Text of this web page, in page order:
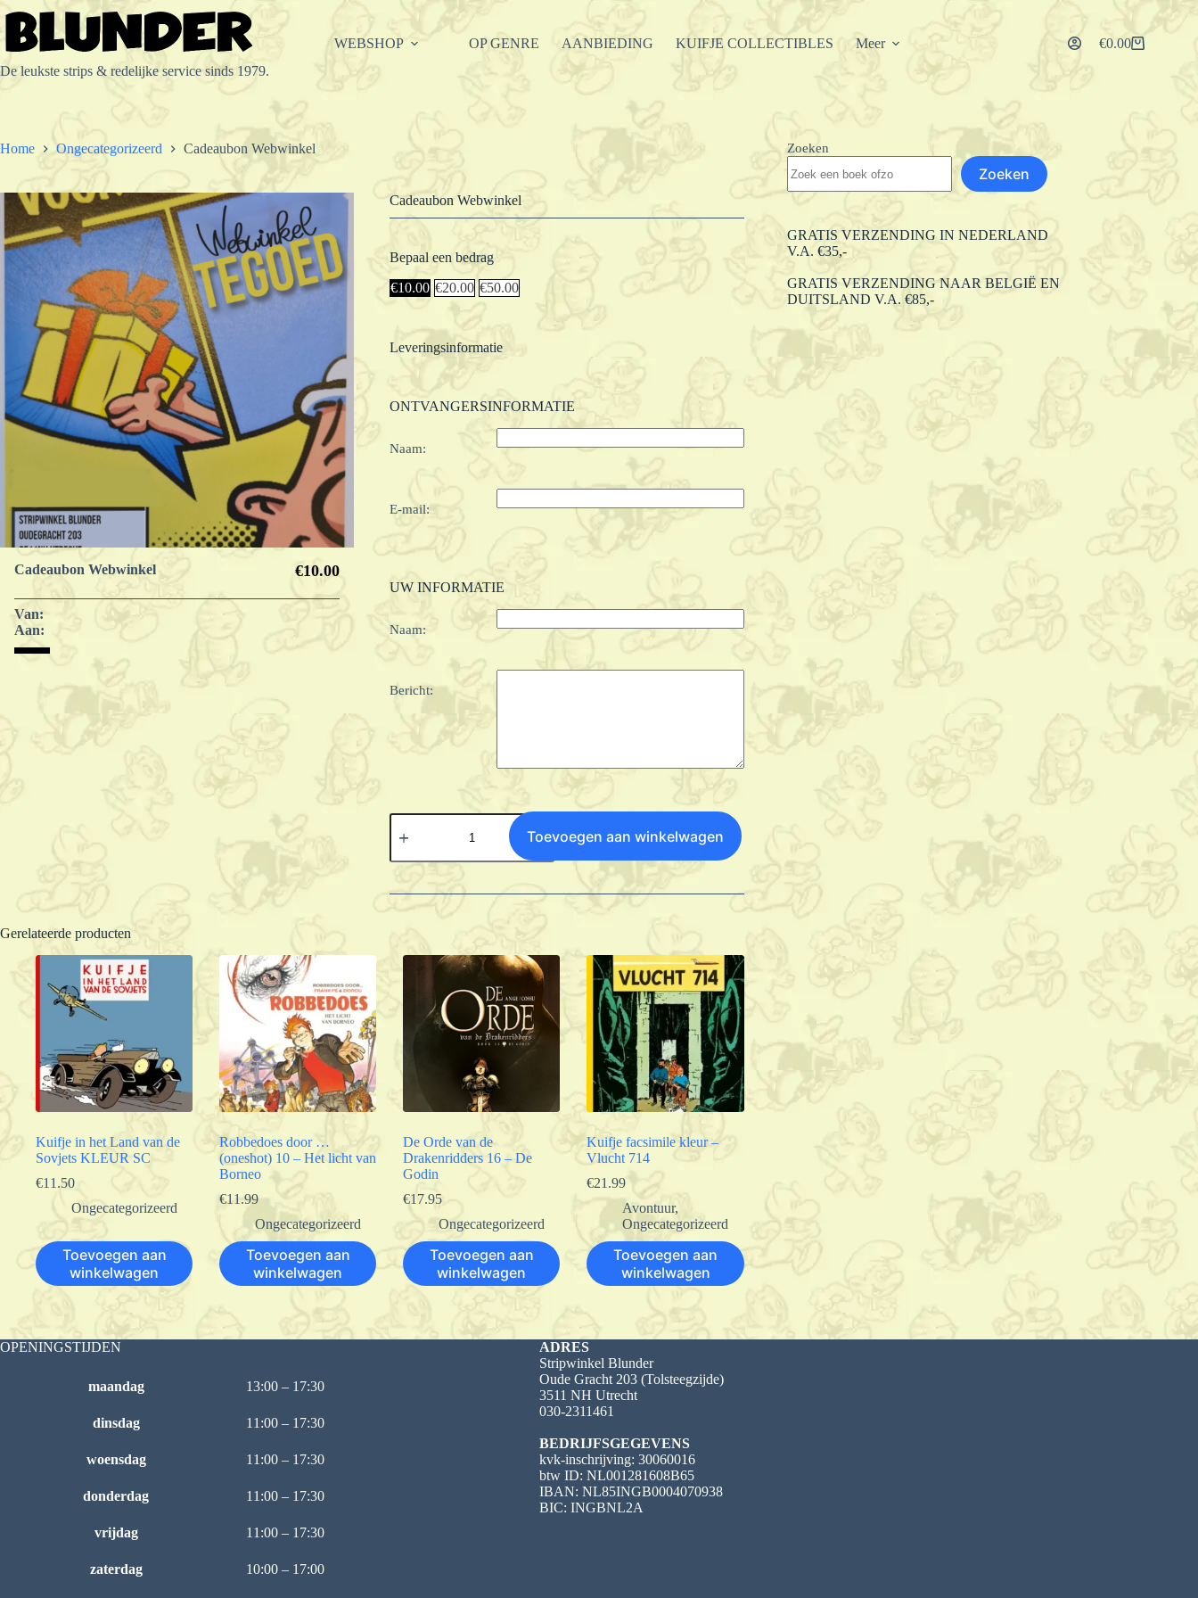
Ga
naar
inhoud
De leukste strips & redelijke service sinds 1979.
WEBSHOP OP GENRE AANBIEDING KUIFJE COLLECTIBLES Meer Winkelwagen
€0.00
Home Ongecategorizeerd Cadeaubon Webwinkel
Cadeaubon Webwinkel €10.00
Van:
Aan:
Cadeaubon Webwinkel
Bepaal een bedrag
€10.00 €20.00 €50.00
Leveringsinformatie
ONTVANGERSINFORMATIE
Naam:
E-mail:
UW INFORMATIE
Naam:
Bericht:
Cadeaubon
Webwinkel
Toevoegen aan winkelwagen
Gerelateerde producten
Kuifje in het Land van de
Sovjets KLEUR SC
€11.50
Ongecategorizeerd
Toevoegen aan
winkelwagen
Robbedoes door …
(oneshot) 10 – Het licht van
Borneo
€11.99
Ongecategorizeerd
Toevoegen aan
winkelwagen
De Orde van de
Drakenridders 16 – De
Godin
€17.95
Ongecategorizeerd
Toevoegen aan
winkelwagen
Kuifje facsimile kleur –
Vlucht 714
€21.99
Avontuur,
Ongecategorizeerd
Toevoegen aan
winkelwagen
Zoeken
Zoeken
GRATIS VERZENDING IN NEDERLAND
V.A. €35,-
GRATIS VERZENDING NAAR BELGIË EN
DUITSLAND V.A. €85,-
OPENINGSTIJDEN
maandag 13:00 – 17:30
dinsdag 11:00 – 17:30
woensdag 11:00 – 17:30
donderdag 11:00 – 17:30
vrijdag 11:00 – 17:30
zaterdag 10:00 – 17:00
ADRES
Stripwinkel Blunder
Oude Gracht 203 (Tolsteegzijde)
3511 NH Utrecht
030-2311461
BEDRIJFSGEGEVENS
kvk-inschrijving: 30060016
btw ID: NL001281608B65
IBAN: NL85INGB0004070938
BIC: INGBNL2A